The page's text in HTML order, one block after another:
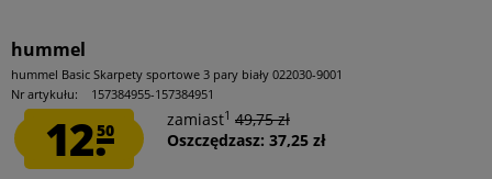
hummel
hummel Basic Skarpety sportowe 3 pary biały 022030-9001
Nr artykułu:
157384955-157384951
12.50
zamiast1 49,75 zł
Oszczędzasz: 37,25 zł